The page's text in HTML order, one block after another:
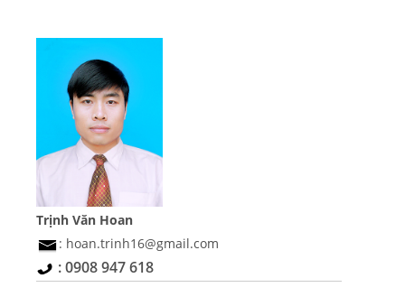
Trịnh Văn Hoan
: hoan.trinh16@gmail.com
: 0908 947 618